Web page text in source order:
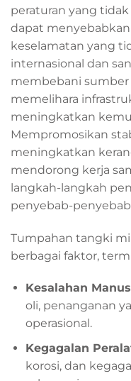
peraturan yang
dapat
keselamatan yang
internasional dan
membebani
memelihara
meningkatkan
Mempromosikan
meningkatkan
mendorong kerja
langkah-langkah
penyebab-
Tumpahan tangki
berbagai faktor,
Kesalahan
oli, penanganan
operasional.
Kegagalan
korosi, dan